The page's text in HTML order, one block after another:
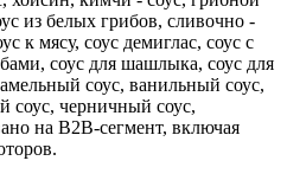
из белых грибов, сливочно -
к мясу, соус демиглас, соус с
соус для шашлыка, соус для
соус, ванильный соус,
соус, черничный соус,
на B2B-сегмент, включая